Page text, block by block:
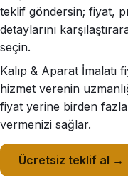
teklif göndersin; fiyat,
detaylarını
seçin.
Kalıp & Aparat İmalatı
hizmet verenin
fiyat yerine birden
vermenizi sağlar.
Ücretsiz teklif al →